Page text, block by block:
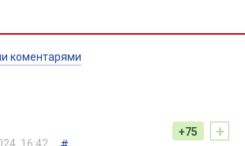
коментарями
+
+75